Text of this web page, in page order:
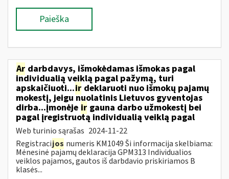
Paieška
Ar darbdavys, išmokėdamas išmokas pagal
individualią veiklą pagal pažymą, turi
apskaičiuoti...ir deklaruoti nuo išmokų pajamų
mokestį, jeigu nuolatinis Lietuvos gyventojas
dirba...įmonėje ir gauna darbo užmokestį bei
pagal įregistruotą individualią veiklą pagal
Web turinio sąrašas 2024-11-22
Registracijos numeris KM1049 Ši informacija skelbiama:
Mėnesinė pajamų deklaracija GPM313 Individualios
veiklos pajamos, gautos iš darbdavio priskiriamos B
klasės...